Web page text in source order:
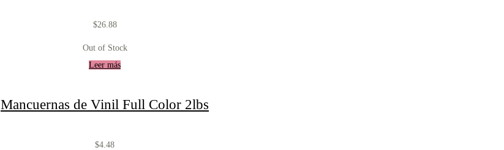
$26.88
Out of Stock
Leer más
Mancuernas de Vinil Full Color 2lbs
$4.48